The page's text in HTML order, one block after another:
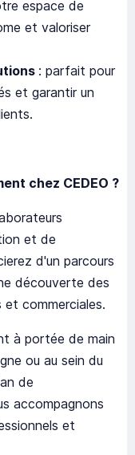
espace de
et valoriser
: parfait pour
et garantir un
chez CEDEO ?
et de
d'un parcours
découverte des
commerciales.
à portée de main
ou au sein du
de
accompagnons
et